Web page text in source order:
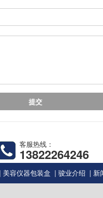
客服热线：
13822264246
| 美容仪器包装盒 | 骏业介绍 | 新